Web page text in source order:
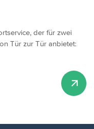
der für zwei
Tür zur Tür anbietet: